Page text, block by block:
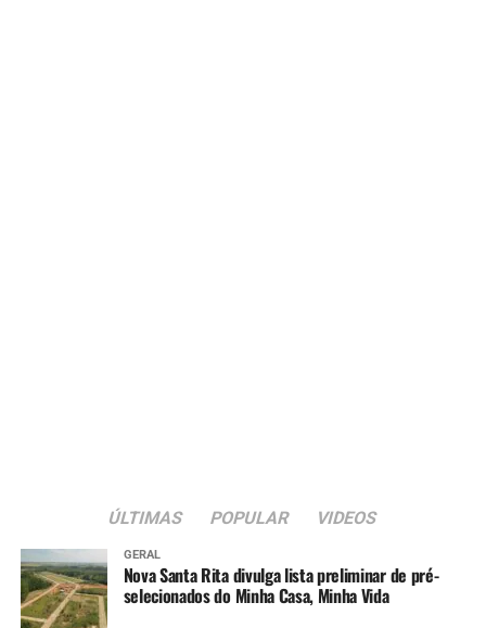
ÚLTIMAS POPULAR VIDEOS
GERAL
Nova Santa Rita divulga lista preliminar de pré-
selecionados do Minha Casa, Minha Vida